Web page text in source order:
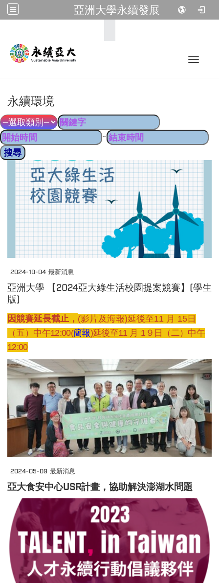
亞洲大學永續發展
Toggle
永續環境
~
2024-10-04 最新消息
亞洲大學 【2024亞大綠生活校園提案競賽】(學生
版)
因競賽延長截止， (影片及海報)延後至11 月 15日
（五 ）中午12:00(簡報)延後至11 月 1９ 日（二 ）中午
12:00
2024-05-09 最新消息
亞大食安中心USR計畫，協助解決澎湖水問題